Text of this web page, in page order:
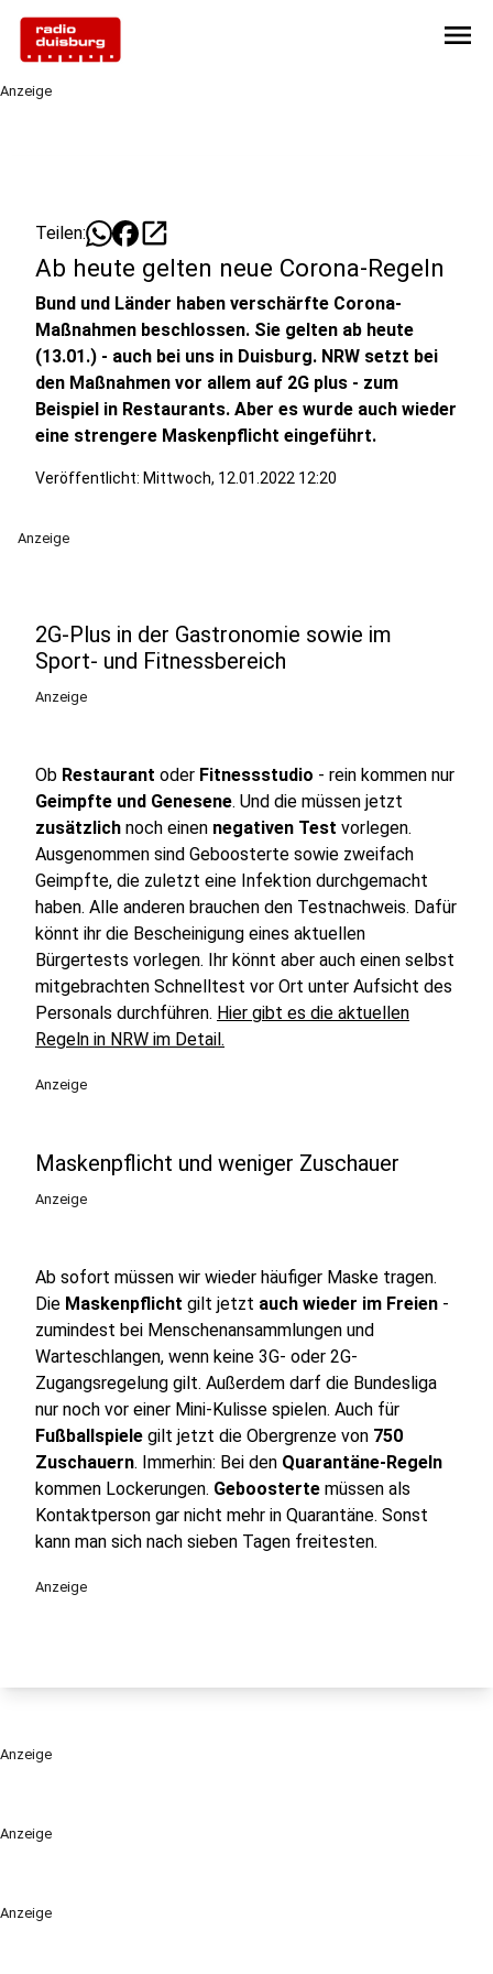
menu
Anzeige
Anzeige
Anzeige
Teilen: open_in_new
Ab heute gelten neue Corona-Regeln
Bund und Länder haben verschärfte Corona-
Maßnahmen beschlossen. Sie gelten ab heute
(13.01.) - auch bei uns in Duisburg. NRW setzt bei
den Maßnahmen vor allem auf 2G plus - zum
Beispiel in Restaurants. Aber es wurde auch wieder
eine strengere Maskenpflicht eingeführt.
Veröffentlicht: Mittwoch, 12.01.2022 12:20
Anzeige
2G-Plus in der Gastronomie sowie im
Sport- und Fitnessbereich
Anzeige
Ob Restaurant oder Fitnessstudio - rein kommen nur
Geimpfte und Genesene. Und die müssen jetzt
zusätzlich noch einen negativen Test vorlegen.
Ausgenommen sind Geboosterte sowie zweifach
Geimpfte, die zuletzt eine Infektion durchgemacht
haben. Alle anderen brauchen den Testnachweis. Dafür
könnt ihr die Bescheinigung eines aktuellen
Bürgertests vorlegen. Ihr könnt aber auch einen selbst
mitgebrachten Schnelltest vor Ort unter Aufsicht des
Personals durchführen. Hier gibt es die aktuellen
Regeln in NRW im Detail.
Anzeige
Maskenpflicht und weniger Zuschauer
Anzeige
Ab sofort müssen wir wieder häufiger Maske tragen.
Die Maskenpflicht gilt jetzt auch wieder im Freien -
zumindest bei Menschenansammlungen und
Warteschlangen, wenn keine 3G- oder 2G-
Zugangsregelung gilt. Außerdem darf die Bundesliga
nur noch vor einer Mini-Kulisse spielen. Auch für
Fußballspiele gilt jetzt die Obergrenze von 750
Zuschauern. Immerhin: Bei den Quarantäne-Regeln
kommen Lockerungen. Geboosterte müssen als
Kontaktperson gar nicht mehr in Quarantäne. Sonst
kann man sich nach sieben Tagen freitesten.
Anzeige
Anzeige